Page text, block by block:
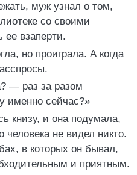
муж узнал о том,
со своими
ее взаперти.
но проиграла. А когда
— раз за разом
именно сейчас?»
книзу, и она подумала,
человека не видел никто.
в которых он бывал,
и приятным.